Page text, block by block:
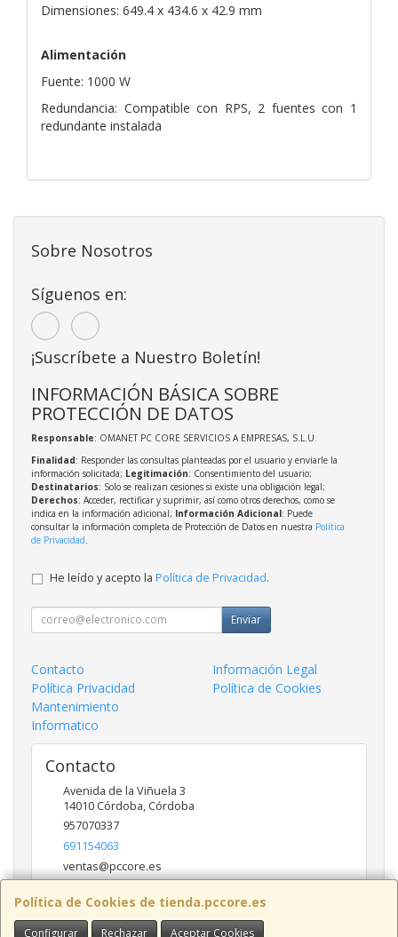
Dimensiones: 649.4 x 434.6 x 42.9 mm
Alimentación
Fuente: 1000 W
Redundancia: Compatible con RPS, 2 fuentes con 1
redundante instalada
Política de Cookies de tienda.pccore.es
Configurar Rechazar Aceptar Cookies
Sobre Nosotros
Síguenos en:
¡Suscríbete a Nuestro Boletín!
INFORMACIÓN BÁSICA SOBRE
PROTECCIÓN DE DATOS
Responsable: OMANET PC CORE SERVICIOS A EMPRESAS, S.L.U.
Finalidad: Responder las consultas planteadas por el usuario y enviarle la
información solicitada; Legitimación: Consentimiento del usuario;
Destinatarios: Solo se realizan cesiones si existe una obligación legal;
Derechos: Acceder, rectificar y suprimir, así como otros derechos, como se
indica en la información adicional; Información Adicional: Puede
consultar la información completa de Protección de Datos en nuestra Política
de Privacidad
He leído y acepto la Política de Privacidad.
Enviar
Contacto
Información Legal
Política Privacidad
Política de Cookies
Mantenimiento
Informatico
Contacto
Avenida de la Viñuela 3
14010 Córdoba, Córdoba
957070337
691154063
ventas@pccore.es
Horario